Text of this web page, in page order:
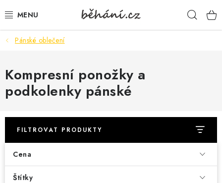
na
BOTY PÁNSKÉ
BOTY DÁMSKÉ
PÁNSKÉ OBLEČENÍ
DÁMSKÉ OBLEČENÍ
DOPLŇKY
DÁRKOVÉ POUKAZY
Pánské oblečení
Kompresní ponožky a
podkolenky pánské
FILTROVAT PRODUKTY
Cena
Štítky